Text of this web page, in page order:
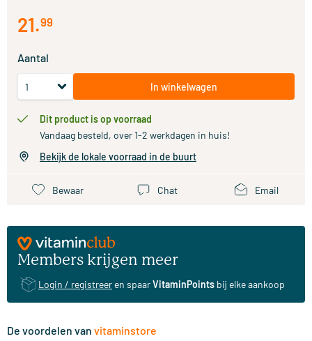
21.99
Aantal
In winkelwagen
Dit product is op voorraad
Vandaag besteld, over 1-2 werkdagen in huis!
Bekijk de lokale voorraad in de buurt
Bewaar Chat Email
Members krijgen meer
Login / registreer en spaarVitaminPoints bij elke aankoop
De voordelen van vitaminstore